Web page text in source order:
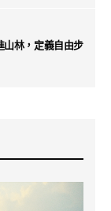
山林，定義自由步